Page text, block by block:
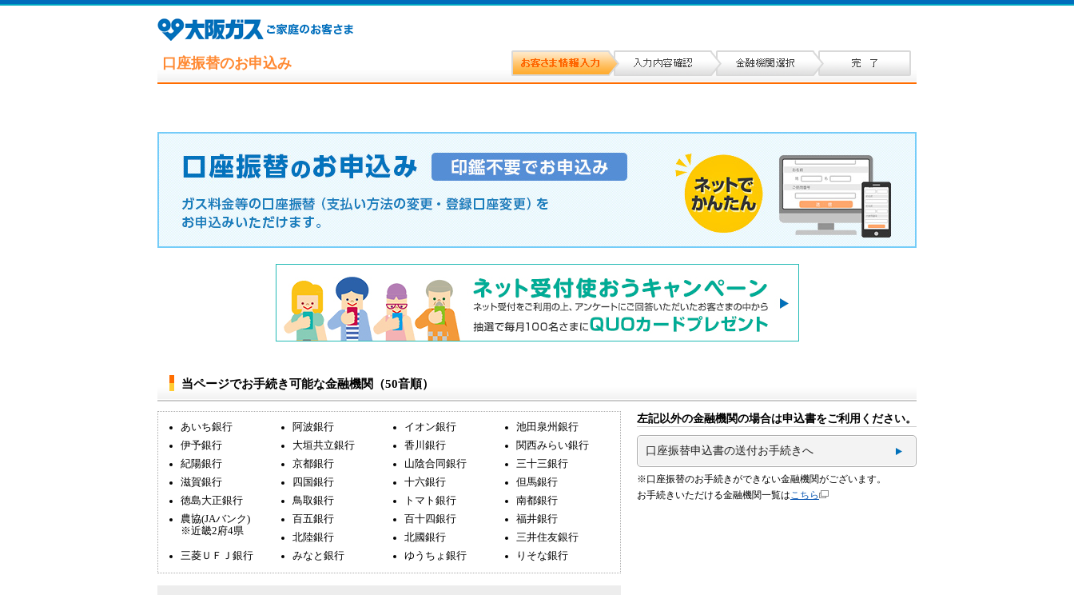
口座振替のお申込み
当ページでお手続き可能な金融機関（50音順）
あいち銀行 阿波銀行 イオン銀行
池田泉州銀行
伊予銀行
大垣共立銀行 香川銀行
関西みらい銀行
紀陽銀行
京都銀行 山陰合同銀行
三十三銀行
滋賀銀行
四国銀行 十六銀行
但馬銀行
徳島大正銀行
鳥取銀行 トマト銀行
南都銀行
農協(JAバンク)
※近畿2府4県
百五銀行 百十四銀行
福井銀行
北陸銀行
北國銀行
三井住友銀行
三菱ＵＦＪ銀行
みなと銀行 ゆうちょ銀行 りそな銀行
左記以外の金融機関の場合は申込書をご利用ください。
口座振替申込書の送付お手続きへ
※口座振替のお手続きができない金融機関がございます。
お手続きいただける金融機関一覧はこちら